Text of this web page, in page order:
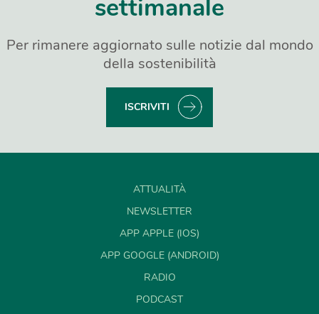
settimanale
Per rimanere aggiornato sulle notizie dal mondo
della sostenibilità
ISCRIVITI
ATTUALITÀ
NEWSLETTER
APP APPLE (IOS)
APP GOOGLE (ANDROID)
RADIO
PODCAST